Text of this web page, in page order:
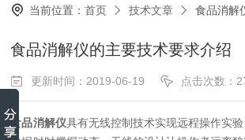
当前位置：首页 技术文章 食品消解
食品消解仪的主要技术要求介绍
更新时间：2019-06-19 点击次数：
食品消解仪具有无线控制技术实现远程操作实